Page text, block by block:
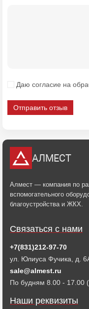
Даю согласие на
Отправить отзыв
АЛМЕСТ
Алмест — компания по
вспомогательного
благоустройства и ЖКХ.
Связаться с нами
+7(831)212-97-70
ул. Юлиуса Фучика, д.
sale@almest.ru
По будням 8.00 - 17.00
Наши реквизиты